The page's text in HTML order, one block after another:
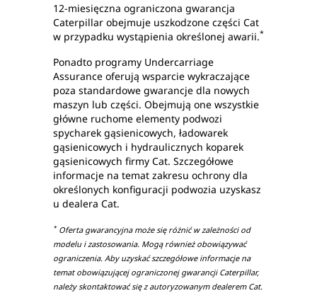
12-miesięczna ograniczona gwarancja
Caterpillar obejmuje uszkodzone części Cat
w przypadku wystąpienia określonej awarii.*
Ponadto programy Undercarriage
Assurance oferują wsparcie wykraczające
poza standardowe gwarancje dla nowych
maszyn lub części. Obejmują one wszystkie
główne ruchome elementy podwozi
spycharek gąsienicowych, ładowarek
gąsienicowych i hydraulicznych koparek
gąsienicowych firmy Cat. Szczegółowe
informacje na temat zakresu ochrony dla
określonych konfiguracji podwozia uzyskasz
u dealera Cat.
*Oferta gwarancyjna może się różnić w zależności od
modelu i zastosowania. Mogą również obowiązywać
ograniczenia. Aby uzyskać szczegółowe informacje na
temat obowiązującej ograniczonej gwarancji Caterpillar,
należy skontaktować się z autoryzowanym dealerem Cat.